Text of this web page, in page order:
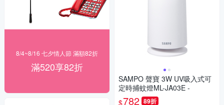
8/4~8/16 七夕情人節 滿額82折
滿520享82折
SAMPO 聲寶 3W UV吸入式可
定時捕蚊燈ML-JA03E -
$782 89折